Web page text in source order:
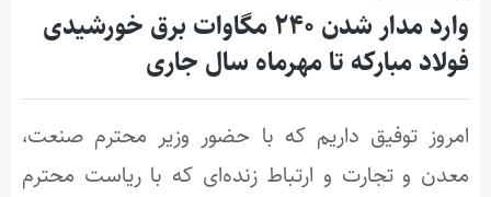
وارد مدار شدن ۲۴۰ مگاوات برق خورشیدی
فولاد مبارکه تا مهرماه سال جاری
امروز توفیق داریم که با حضور وزیر محترم صنعت،
معدن و تجارت و ارتباط زنده‌ای که با ریاست محترم